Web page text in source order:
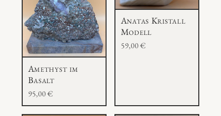
Amethyst im
Basalt
95,00€
Anatas Kristall
Modell
59,00€